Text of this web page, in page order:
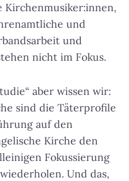
Kirchenmusiker:innen,
und
und
nicht im Fokus.
aber wissen wir:
sind die Täterprofile
auf den
Kirche den
Fokussierung
Und das,